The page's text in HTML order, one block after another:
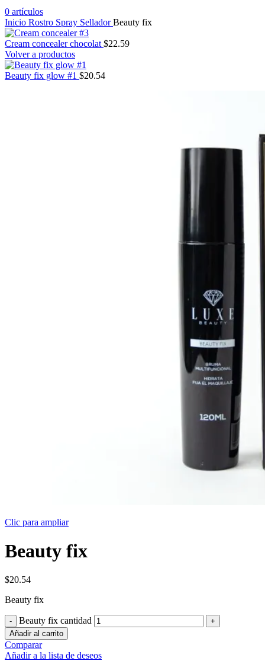
0 artículos
Inicio Rostro Spray SelladorBeauty fix
Cream concealer chocolat $22.59
Volver a productos
Beauty fix glow #1 $20.54
Clic para ampliar
Beauty fix
$20.54
Beauty fix
Beauty fix cantidad
Añadir al carrito
Comparar
Añadir a la lista de deseos